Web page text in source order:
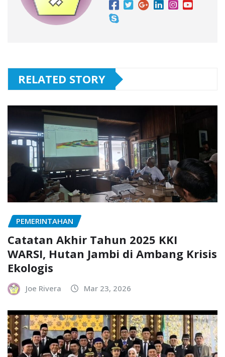
RELATED STORY
PEMERINTAHAN
Catatan Akhir Tahun 2025 KKI
WARSI, Hutan Jambi di Ambang Krisis
Ekologis
Joe Rivera Mar 23, 2026